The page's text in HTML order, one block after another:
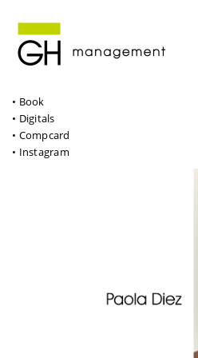
• Book
• Digitals
• Compcard
• Instagram